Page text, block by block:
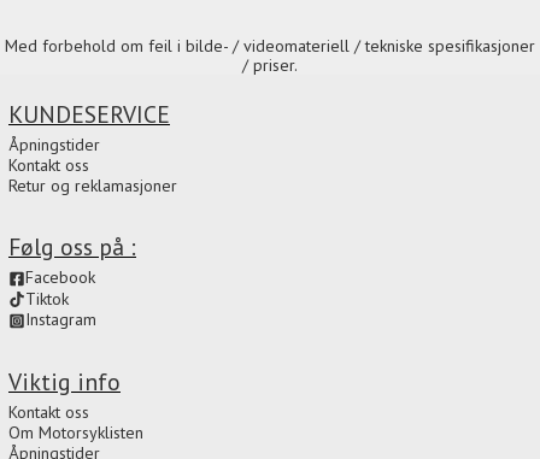
Med forbehold om feil i bilde- / videomateriell / tekniske spesifikasjoner
/ priser.
Viktig info
Kontakt oss
Om Motorsyklisten
Åpningstider
Følg oss på :
Facebook
Tiktok
Instagram
KUNDESERVICE
Åpningstider
Kontakt oss
Retur og reklamasjoner